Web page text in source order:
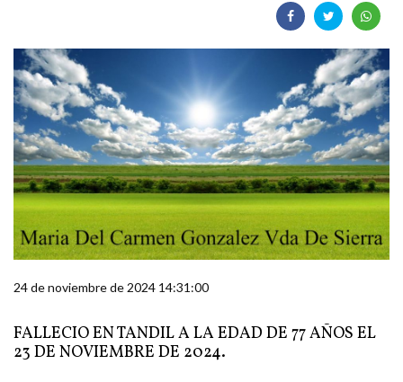
24 de noviembre de 2024 14:31:00
FALLECIO EN TANDIL A LA EDAD DE 77 AÑOS EL
23 DE NOVIEMBRE DE 2024.